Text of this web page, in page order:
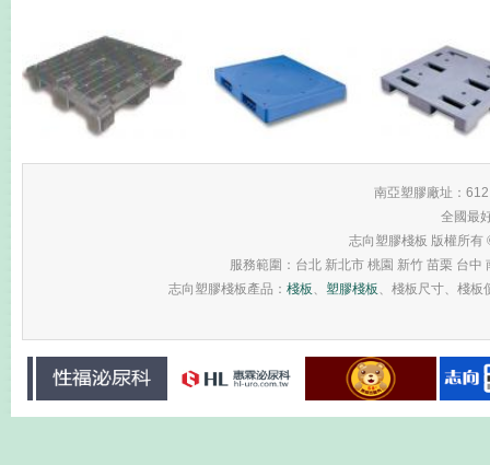
南亞塑膠廠址：
全國最
志向塑膠棧板 版權所
服務範圍：台北 新北市 桃園 新竹 苗栗 台
志向塑膠棧板產品： 棧板、 塑膠棧板、棧板尺寸、棧板